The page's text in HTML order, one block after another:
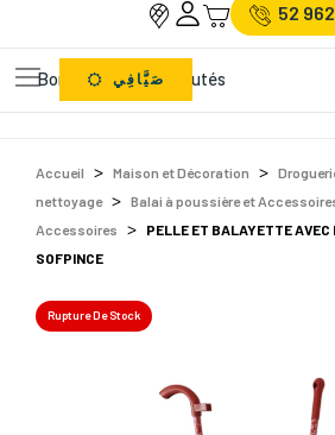
52
Bons Plans Nouveautés
صَيَّافِي
Accueil Maison et Décoration
nettoyage
Balai à poussière et
Accessoires
PELLE ET BALAYETTE AVEC
SOFPINCE
Rupture De Stock